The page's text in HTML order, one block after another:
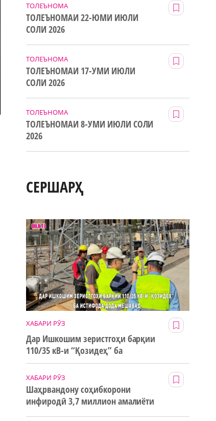
ТОЛЕЪНОМА
ТОЛЕЪНОМАИ 22-ЮМИ ИЮЛИ
СОЛИ 2026
ТОЛЕЪНОМА
ТОЛЕЪНОМАИ 17-УМИ ИЮЛИ
СОЛИ 2026
ТОЛЕЪНОМА
ТОЛЕЪНОМАИ 8-УМИ ИЮЛИ СОЛИ
2026
СЕРШАРҲ
ХАБАРИ РӮЗ
Дар Ишкошим зеристгоҳи барқии
110/35 кВ-и “Қозидеҳ” ба
истифода дода мешавад
ХАБАРИ РӮЗ
Шаҳрвандону соҳибкорони
инфиродӣ 3,7 миллион амалиёти